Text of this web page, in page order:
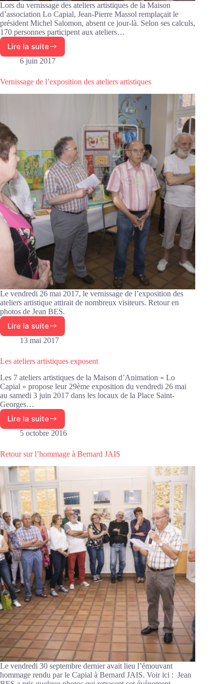
Lors du vernissage des ateliers artistiques de la Maison
d’association Lo Capial, Jean-Pierre Massol remplaçait le
président Michel Salomon, absent ce jour-là. Selon ses calculs,
170 personnes participent aux ateliers…
Lire la suite
170
personnes
ateliers
artistiques
6 juin 2017
Vernissage de l’exposition des ateliers artistiques
Le vendredi 26 mai 2017, le vernissage de l’exposition des
ateliers artistique attirait de nombreux visiteurs. Retour en
photos de Jean BES.
Lire la suiteVernissage
de
des
ateliers
artistiques
13 mai 2017
Les ateliers artistiques exposent
Les 7 ateliers artistiques de la Maison d’Animation « Lo
Capial » propose leur 29ème exposition du vendredi 26 mai
au samedi 3 juin 2017 dans les locaux de la Place Saint-
Georges…
Lire la suite
Les
ateliers
exposent
5 octobre 2016
Retour sur l’hommage à Bernard JAIS
Le vendredi 30 septembre dernier avait lieu l’émouvant
hommage rendu par le Capial à Bernard JAIS. Voir ici : Jean